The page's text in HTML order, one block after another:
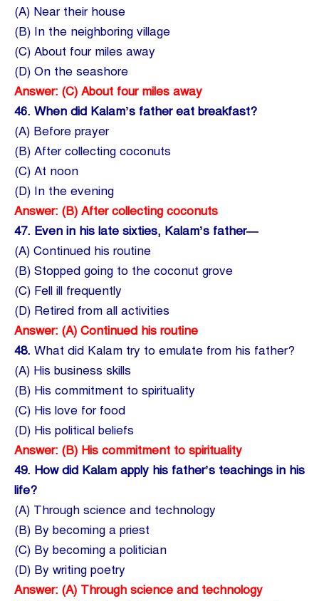
(A) Near their house
(B) In the neighboring village
(C) About four miles away
(D) On the seashore
Answer: (C) About four miles away
46. When did Kalam’s father eat breakfast?
(A) Before prayer
(B) After collecting coconuts
(C) At noon
(D) In the evening
Answer: (B) After collecting coconuts
47. Even in his late sixties, Kalam’s father—
(A) Continued his routine
(B) Stopped going to the coconut grove
(C) Fell ill frequently
(D) Retired from all activities
Answer: (A) Continued his routine
48. What did Kalam try to emulate from his father?
(A) His business skills
(B) His commitment to spirituality
(C) His love for food
(D) His political beliefs
Answer: (B) His commitment to spirituality
49. How did Kalam apply his father’s teachings in his
life?
(A) Through science and technology
(B) By becoming a priest
(C) By becoming a politician
(D) By writing poetry
Answer: (A) Through science and technology